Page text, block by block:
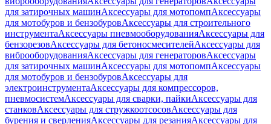
для затирочных машинАксессуары для мотопомпАксессуары
для мотобуров и бензобуровАксессуары для строительного
инструментаАксессуары пневмооборудованияАксессуары для
бензорезовАксессуары для бетоносмесителейАксессуары для
виброоборудованияАксессуары для генераторовАксессуары
для затирочных машинАксессуары для мотопомпАксессуары
для мотобуров и бензобуровАксессуары для
электроинструментаАксессуары для компрессоров,
пневмосистемАксессуары для сварки, пайкиАксессуары для
станковАксессуары для стружкоотсосовАксессуары для
бурения и сверленияАксессуары для резанияАксессуары для